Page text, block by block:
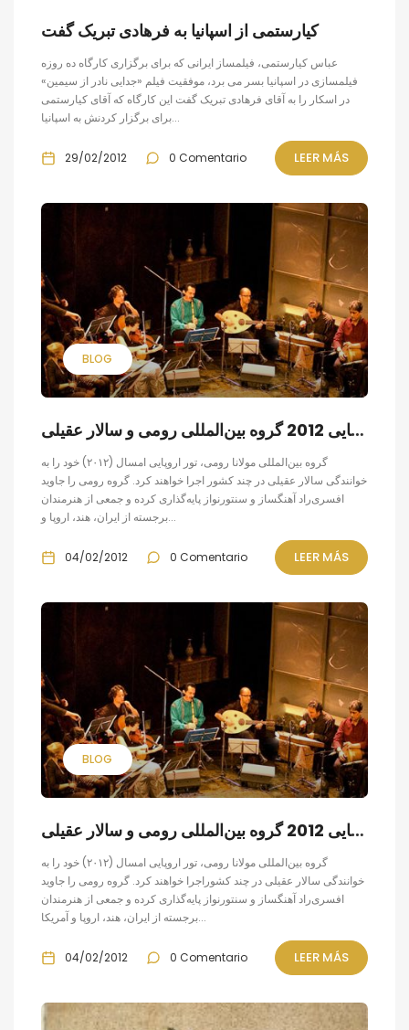
کیارستمی از اسپانیا به فرهادی تبریک گفت
عباس کیارستمی، فیلمساز ایرانی که برای برگزاری کارگاه ده روزه
فیلمسازی در اسپانیا بسر می برد، موفقیت فیلم «جدایی نادر از سیمین»
در اسکار را به آقای فرهادی تبریک گفت این کارگاه که آقای کیارستمی
برای برگزار کردنش به اسپانیا...
29/02/2012 0 Comentario LEER MÁS
BLOG
تور اروپایی 2012 گروه بین‌المللی رومی و سالار عقیلی
گروه بین‌المللی مولانا رومی، تور اروپایی امسال (۲۰۱۲) خود را به
خوانندگی سالار عقیلی در چند کشور اجرا خواهند کرد. گروه رومی را جاوید
افسری‌راد آهنگساز و سنتورنواز پایه‌گذاری کرده و جمعی از هنرمندان
برجسته از ایران، هند، اروپا و...
04/02/2012 0 Comentario LEER MÁS
BLOG
تور اروپایی 2012 گروه بین‌المللی رومی و سالار عقیلی
گروه بین‌المللی مولانا رومی، تور اروپایی امسال (۲۰۱۲) خود را به
خوانندگی سالار عقیلی در چند کشوراجرا خواهند کرد. گروه رومی را جاوید
افسری‌راد آهنگساز و سنتورنواز پایه‌گذاری کرده و جمعی از هنرمندان
برجسته از ایران، هند، اروپا و آمریکا...
04/02/2012 0 Comentario LEER MÁS